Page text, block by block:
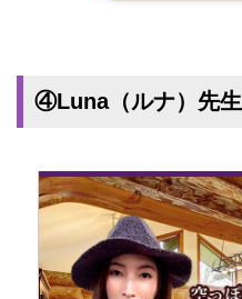
④Luna（ルナ）先生